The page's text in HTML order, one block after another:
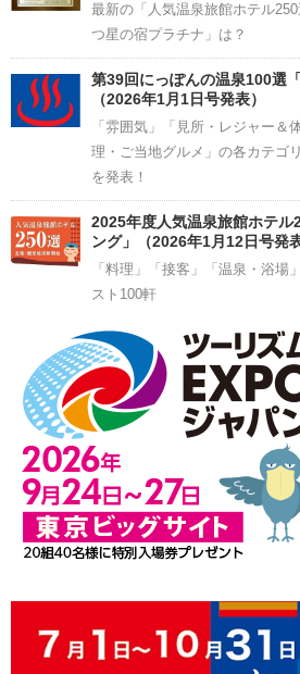
最新の「人気温泉旅館ホテル
つ星の宿プラチナ」は？
第39回にっぽんの温泉100選
（2026年1月1日号発表）
「雰囲気」「見所・レジャー＆
理・ご当地グルメ」の各カテゴ
を発表！
2025年度人気温泉旅館ホテル
ング」（2026年1月12日号発表
「料理」「接客」「温泉・浴場
スト100軒